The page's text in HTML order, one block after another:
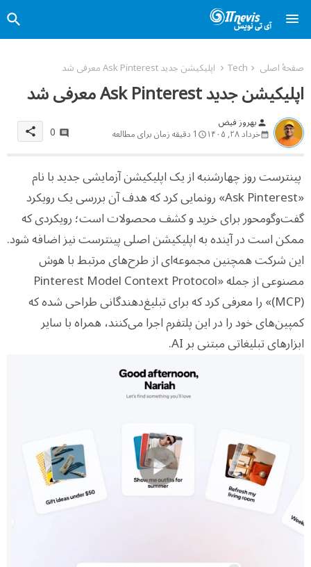
صفحهٔ اصلی Tech اپلیکیشن جدید Ask Pinterest معرفی شد
اپلیکیشن جدید Ask Pinterest معرفی شد
person بهروز فیض
خرداد ۲۸, ۱۴۰۵ 1 دقیقه زمان برای مطالعه 0
share
پینترست روز چهارشنبه از یک اپلیکیشن آزمایشی جدید با نام
«Ask Pinterest» رونمایی کرد که هدف آن بررسی یک رویکرد
گفت‌وگومحور برای خرید و کشف محصولات است؛ رویکردی که
ممکن است در آینده به اپلیکیشن اصلی پینترست نیز اضافه شود.
این شرکت همچنین مجموعه‌ای از طرح‌های مرتبط با هوش
مصنوعی از جمله «Pinterest Model Context Protocol
(MCP)» را معرفی کرد که برای تبلیغ‌دهندگانی طراحی شده که
کمپین‌های خود را در این پلتفرم اجرا می‌کنند، همراه با سایر
ابزارهای تبلیغاتی مبتنی بر AI.